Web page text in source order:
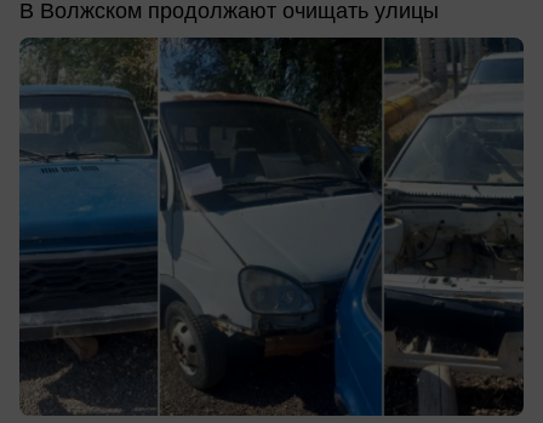
В Волжском продолжают очищать улицы